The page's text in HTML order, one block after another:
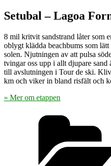
Setubal – Lagoa
8 mil kritvit sandstrand låter som
oblygt klädda beachbums som
solen. Njutningen av att pulsa
tvingar oss upp i allt djupare sand
till avslutningen i Tour de ski.
km och viker in bland risfält och
» Mer om etappen